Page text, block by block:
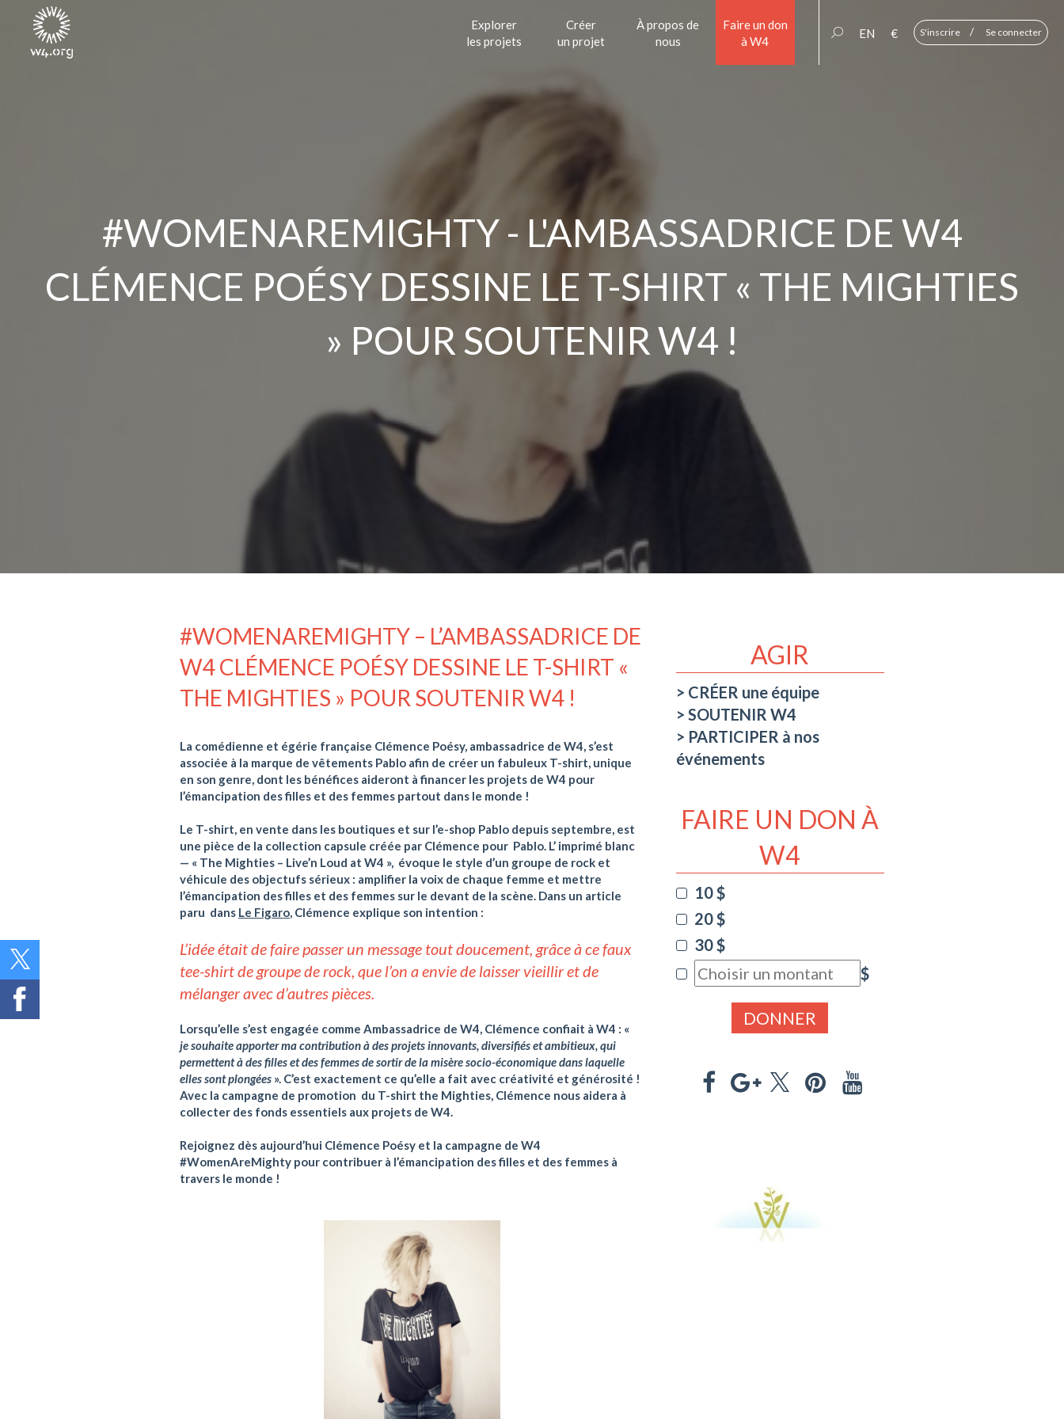
Explorer
les projets
Créer
un projet
À propos de
nous
Faire un don
à W4
EN € S'inscrire / Se connecter
#WOMENAREMIGHTY - L'AMBASSADRICE DE W4
CLÉMENCE POÉSY DESSINE LE T-SHIRT « THE MIGHTIES
» POUR SOUTENIR W4 !
#WOMENAREMIGHTY – L’AMBASSADRICE DE
W4 CLÉMENCE POÉSY DESSINE LE T-SHIRT «
THE MIGHTIES » POUR SOUTENIR W4 !
La comédienne et égérie française Clémence Poésy, ambassadrice de W4, s’est
associée à la marque de vêtements Pablo afin de créer un fabuleux T-shirt, unique
en son genre, dont les bénéfices aideront à financer les projets de W4 pour
l’émancipation des filles et des femmes partout dans le monde !
Le T-shirt, en vente dans les boutiques et sur l’e-shop Pablo depuis septembre, est
une pièce de la collection capsule créée par Clémence pour Pablo. L’ imprimé blanc
— « The Mighties – Live’n Loud at W4 », évoque le style d’un groupe de rock et
véhicule des objectufs sérieux : amplifier la voix de chaque femme et mettre
l’émancipation des filles et des femmes sur le devant de la scène. Dans un article
paru dans Le Figaro, Clémence explique son intention :
L’idée était defaire passer un message tout doucement, grâce à ce faux
tee-shirt degroupe de rock, que l’on a envie de laisser vieillir et de
mélangeravec d’autres pièces.
Lorsqu’elle s’est engagée comme Ambassadrice de W4, Clémence confiait à W4 : «
je souhaite apporter ma contribution à des projets innovants, diversifiés et ambitieux, qui
permettent à des filles et des femmes de sortir de la misère socio-économique dans laquelle
elles sont plongées ». C’est exactement ce qu’elle a fait avec créativité et générosité !
Avec la campagne de promotion du T-shirt the Mighties, Clémence nous aidera à
collecter des fonds essentiels aux projets de W4.
Rejoignez dès aujourd’hui Clémence Poésy et la campagne de W4
#WomenAreMighty pour contribuer à l’émancipation des filles et des femmes à
travers le monde !
AGIR
CRÉER une équipe
SOUTENIR W4
PARTICIPER à nos
événements
FAIRE UN DON À
W4
10 $
20 $
30 $
$
DONNER